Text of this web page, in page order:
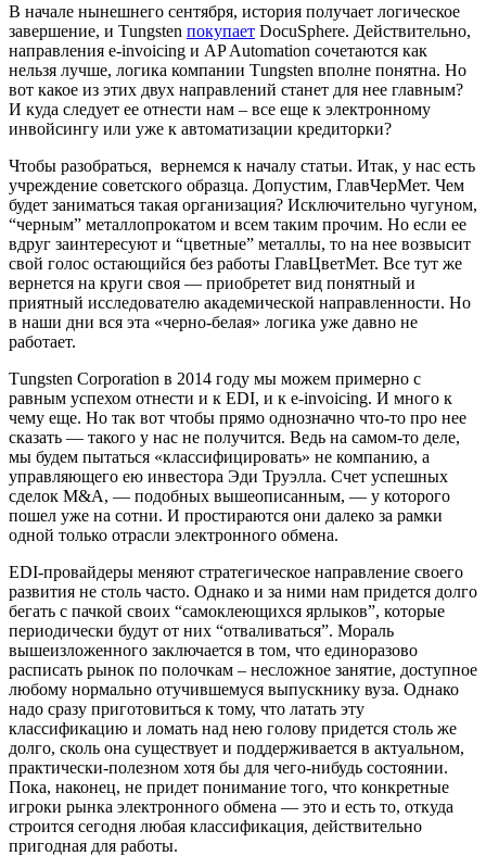
В начале нынешнего сентября, история получает логическое
завершение, и Тungsten покупает DocuSphere. Действительно,
направления e-invoicing и AP Automation сочетаются как
нельзя лучше, логика компании Тungsten вполне понятна. Но
вот какое из этих двух направлений станет для нее главным?
И куда следует ее отнести нам – все еще к электронному
инвойсингу или уже к автоматизации кредиторки?
Чтобы разобраться, вернемся к началу статьи. Итак, у нас есть
учреждение советского образца. Допустим, ГлавЧерМет. Чем
будет заниматься такая организация? Исключительно чугуном,
“черным” металлопрокатом и всем таким прочим. Но если ее
вдруг заинтересуют и “цветные” металлы, то на нее возвысит
свой голос остающийся без работы ГлавЦветМет. Все тут же
вернется на круги своя — приобретет вид понятный и
приятный исследователю академической направленности. Но
в наши дни вся эта «черно-белая» логика уже давно не
работает.
Тungsten Corporation в 2014 году мы можем примерно с
равным успехом отнести и к EDI, и к e-invoicing. И много к
чему еще. Но так вот чтобы прямо однозначно что-то про нее
сказать — такого у нас не получится. Ведь на самом-то деле,
мы будем пытаться «классифицировать» не компанию, а
управляющего ею инвестора Эди Труэлла. Счет успешных
сделок M&A, — подобных вышеописанным, — у которого
пошел уже на сотни. И простираются они далеко за рамки
одной только отрасли электронного обмена.
EDI-провайдеры меняют стратегическое направление своего
развития не столь часто. Однако и за ними нам придется долго
бегать с пачкой своих “самоклеющихся ярлыков”, которые
периодически будут от них “отваливаться”. Мораль
вышеизложенного заключается в том, что единоразово
расписать рынок по полочкам – несложное занятие, доступное
любому нормально отучившемуся выпускнику вуза. Однако
надо сразу приготовиться к тому, что латать эту
классификацию и ломать над нею голову придется столь же
долго, сколь она существует и поддерживается в актуальном,
практически-полезном хотя бы для чего-нибудь состоянии.
Пока, наконец, не придет понимание того, что конкретные
игроки рынка электронного обмена — это и есть то, откуда
строится сегодня любая классификация, действительно
пригодная для работы.